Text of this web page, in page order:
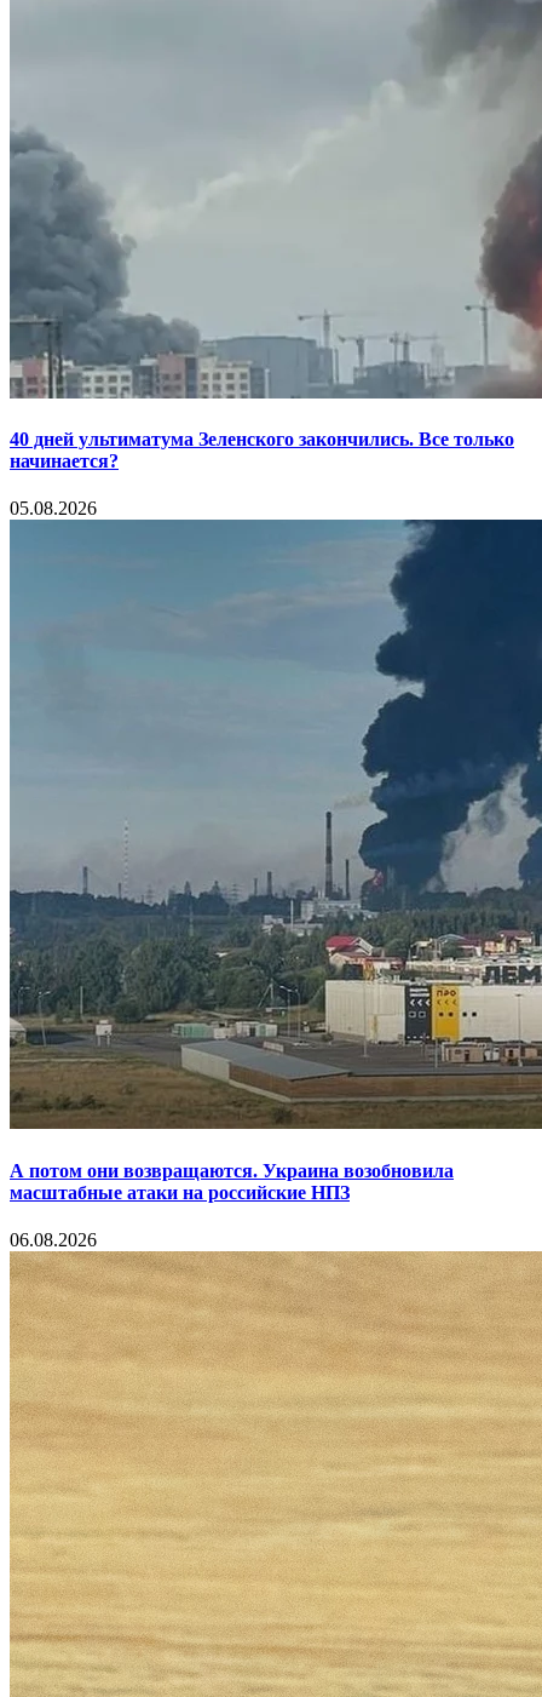
40 дней ультиматума Зеленского закончились. Все только
начинается?
05.08.2026
А потом они возвращаются. Украина возобновила
масштабные атаки на российские НПЗ
06.08.2026